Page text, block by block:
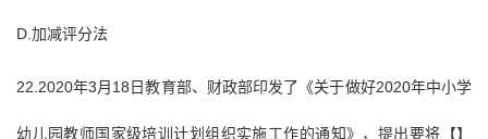
D.加减评分法
22.2020年3月18日教育部、财政部印发了《关于做好2020年中小学
幼儿园教师国家级培训计划组织实施工作的通知》，提出要将【】